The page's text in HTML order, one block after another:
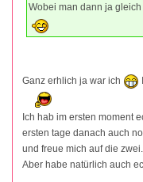
Wobei man dann ja
Ganz erhlich ja war ich
Ich hab im ersten moment
ersten tage danach auch
und freue mich auf die zwei.
Aber habe natürlich auch